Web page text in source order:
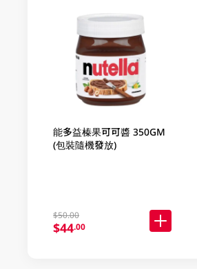
能多益榛果可可醬 350GM
(包裝隨機發放)
$50.00
$44.00